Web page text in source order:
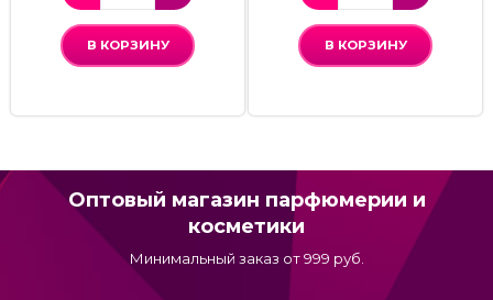
В КОРЗИНУ В КОРЗИНУ
Оптовый магазин парфюмерии и
косметики
Минимальный заказ от 999 руб.